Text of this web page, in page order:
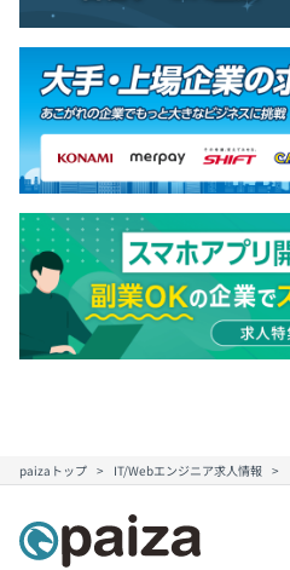
paizaトップ IT/Webエンジニア求人情報